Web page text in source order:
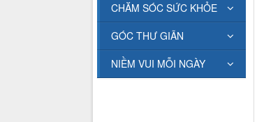
CHĂM SÓC SỨC KHỎE
GÓC THƯ GIÃN
NIỀM VUI MỖI NGÀY